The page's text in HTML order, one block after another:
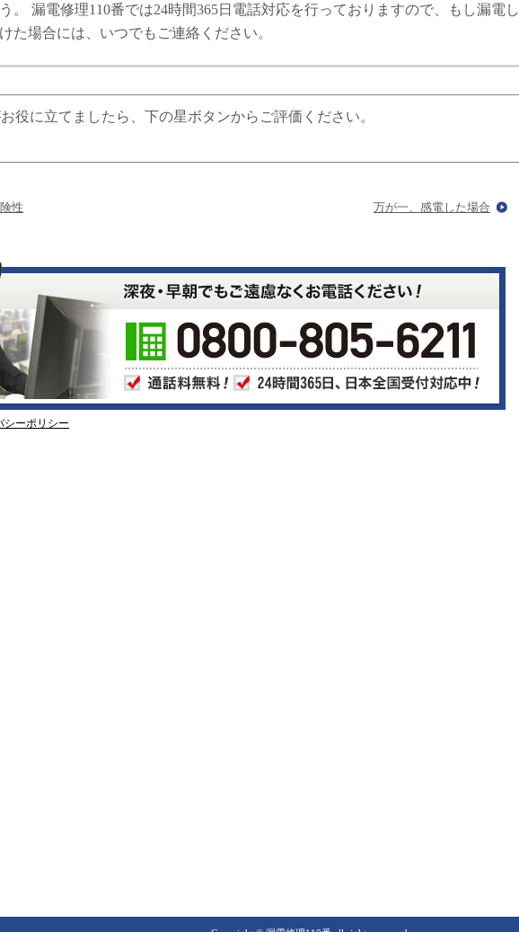
。 漏電修理110番では24時間365日電話対応を行っておりますので、もし漏電し
た場合には、いつでもご連絡ください。
役に立てましたら、下の星ボタンからご評価ください。
性 万が一、感電した場合
シーポリシー